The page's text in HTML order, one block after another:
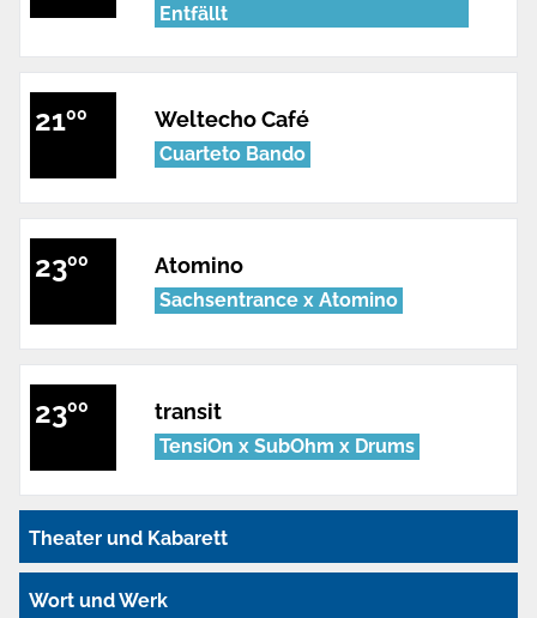
Entfällt
2100 Weltecho Café
Cuarteto Bando
2300 Atomino
Sachsentrance x Atomino
2300 transit
TensiOn x SubOhm x Drums
Theater und Kabarett
Wort und Werk